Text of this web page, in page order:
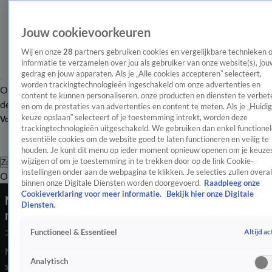
OverzichtAfleveringen Entertainment TV Algemeen
Tip
de redactieNieuwsbrief
Volg Shownieuws
Zoeken
OverzichtEntertainmentSpraakmakendRealityCrimeVideo's
Netflix komt met documentaire over
misbruikzaak Michael Jackson
25 mei 2026, 23:02
Netflix heeft een documentaire gemaakt over de
spraakmakende misbruikzaak tegen Michael Jackson begin
Jouw cookievoorkeuren
Wij en onze 28 partners gebruiken cookies en vergelijkbare technieken
informatie te verzamelen over jou als gebruiker van onze website(s),
gedrag en jouw apparaten. Als je „Alle cookies accepteren” selecteert,
worden trackingtechnologieën ingeschakeld om onze advertenties en
content te kunnen personaliseren, onze producten en diensten te
en om de prestaties van advertenties en content te meten. Als je
keuze opslaan” selecteert of je toestemming intrekt, worden deze
trackingtechnologieën uitgeschakeld. We gebruiken dan enkel
essentiële cookies om de website goed te laten functioneren en veilig te
houden. Je kunt dit menu op ieder moment opnieuw openen om je
wijzigen of om je toestemming in te trekken door op de link Cookie-
instellingen onder aan de webpagina te klikken. Je selecties zullen overal
binnen onze Digitale Diensten worden doorgevoerd. Raadpleeg onze
Cookieverklaring voor meer informatie.
Bekijk hier onze Digitale
Diensten.
Functioneel & Essentieel Altijd
Analytisch